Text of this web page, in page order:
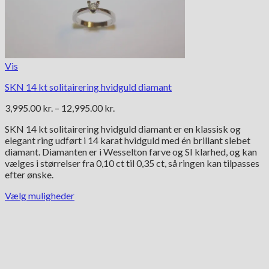
Vis
SKN 14 kt solitairering hvidguld diamant
3,995.00 kr. – 12,995.00 kr.
til
12,995.00 kr.
SKN 14 kt solitairering hvidguld diamant er en klassisk og
elegant ring udført i 14 karat hvidguld med én brillant slebet
diamant. Diamanten er i Wesselton farve og SI klarhed, og kan
vælges i størrelser fra 0,10 ct til 0,35 ct, så ringen kan tilpasses
efter ønske.
Vælg muligheder